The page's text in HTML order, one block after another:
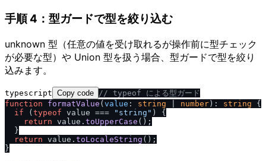
手順 4：型ガードで型を絞り込む
unknown 型（任意の値を受け取れるが操作前に型チェック
が必要な型）や Union 型を扱う場合、型ガードで型を絞り
込みます。
typescript Copy code / / typeof による型ガード
function
formatValue (value : string number): string {
if (typeof value === "string" ) {
return value. toUpperCase ();
  }
return value. toLocaleString ();
}